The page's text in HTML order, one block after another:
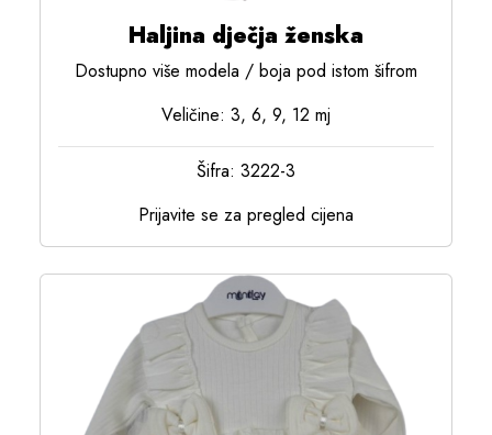
Haljina dječja ženska
Dostupno više modela / boja pod istom šifrom
Veličine: 3, 6, 9, 12 mj
Šifra: 3222-3
Prijavite se za pregled cijena